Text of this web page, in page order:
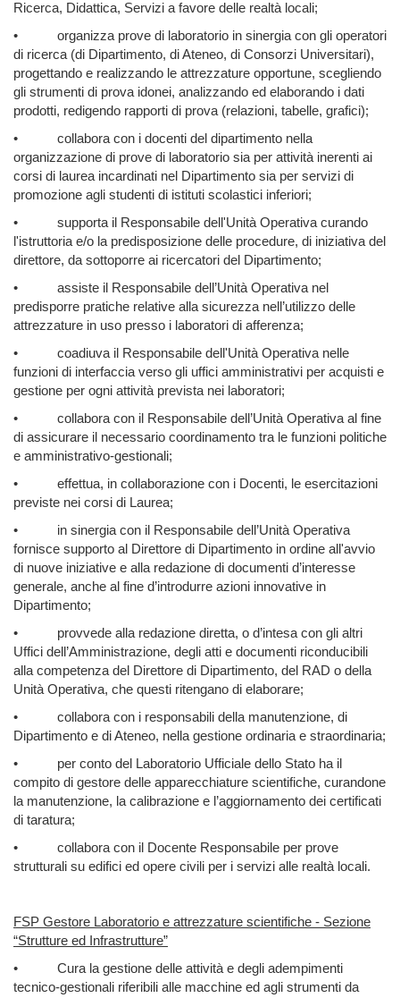
Ricerca, Didattica, Servizi a favore delle realtà locali;
•
organizza prove di laboratorio in sinergia con gli operatori
di ricerca (di Dipartimento, di Ateneo, di Consorzi Universitari),
progettando e realizzando le attrezzature opportune, scegliendo
gli strumenti di prova idonei, analizzando ed elaborando i dati
prodotti, redigendo rapporti di prova (relazioni, tabelle, grafici);
•
collabora con i docenti del dipartimento nella
organizzazione di prove di laboratorio sia per attività inerenti ai
corsi di laurea incardinati nel Dipartimento sia per servizi di
promozione agli studenti di istituti scolastici inferiori;
•
supporta il Responsabile dell'Unità Operativa curando
l'istruttoria e/o la predisposizione delle procedure, di iniziativa del
direttore, da sottoporre ai ricercatori del Dipartimento;
•
assiste il Responsabile dell’Unità Operativa nel
predisporre pratiche relative alla sicurezza nell’utilizzo delle
attrezzature in uso presso i laboratori di afferenza;
•
coadiuva il Responsabile dell'Unità Operativa nelle
funzioni di interfaccia verso gli uffici amministrativi per acquisti e
gestione per ogni attività prevista nei laboratori;
•
collabora con il Responsabile dell’Unità Operativa al fine
di assicurare il necessario coordinamento tra le funzioni politiche
e amministrativo-gestionali;
•
effettua, in collaborazione con i Docenti, le esercitazioni
previste nei corsi di Laurea;
•
in sinergia con il Responsabile dell’Unità Operativa
fornisce supporto al Direttore di Dipartimento in ordine all'avvio
di nuove iniziative e alla redazione di documenti d’interesse
generale, anche al fine d’introdurre azioni innovative in
Dipartimento;
•
provvede alla redazione diretta, o d’intesa con gli altri
Uffici dell’Amministrazione, degli atti e documenti riconducibili
alla competenza del Direttore di Dipartimento, del RAD o della
Unità Operativa, che questi ritengano di elaborare;
•
collabora con i responsabili della manutenzione, di
Dipartimento e di Ateneo, nella gestione ordinaria e straordinaria;
•
per conto del Laboratorio Ufficiale dello Stato ha il
compito di gestore delle apparecchiature scientifiche, curandone
la manutenzione, la calibrazione e l’aggiornamento dei certificati
di taratura;
•
collabora con il Docente Responsabile per prove
strutturali su edifici ed opere civili per i servizi alle realtà locali.
FSP Gestore Laboratorio e attrezzature scientifiche - Sezione
“Strutture ed Infrastrutture”
•
Cura la gestione delle attività e degli adempimenti
tecnico-gestionali riferibili alle macchine ed agli strumenti da